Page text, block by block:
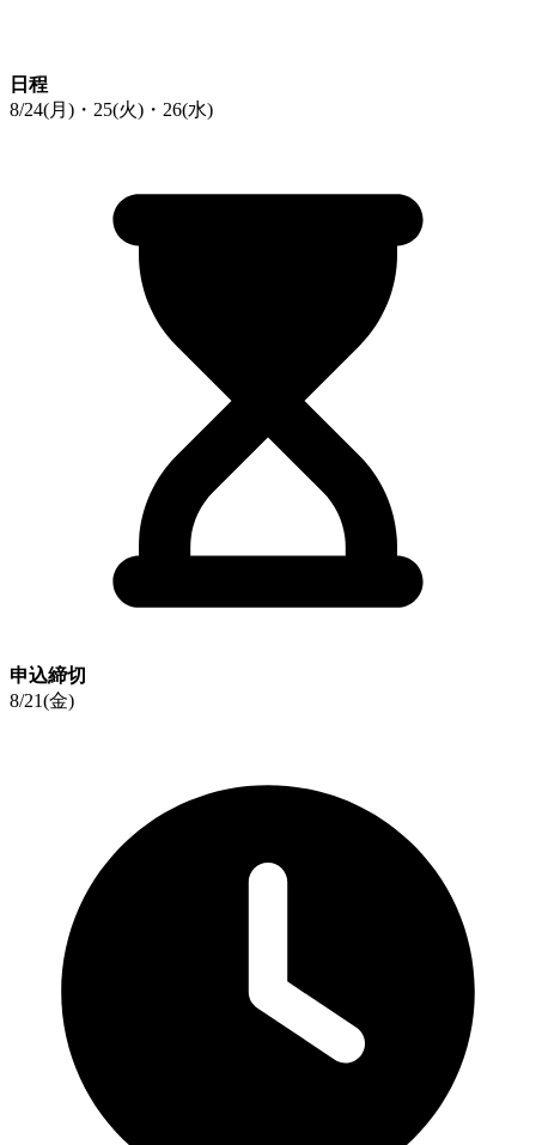
日程
8/24(月)・25(火)・26(水)
申込締切
8/21(金)